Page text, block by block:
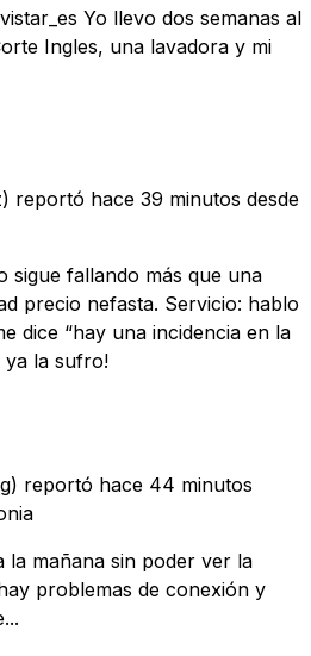
Yo llevo dos semanas al
Ingles, una lavadora y mi
reportó hace 39 minutos desde
sigue fallando más que una
precio nefasta. Servicio: hablo
dice “hay una incidencia en la
ya la sufro!
reportó hace 44 minutos
la mañana sin poder ver la
problemas de conexión y